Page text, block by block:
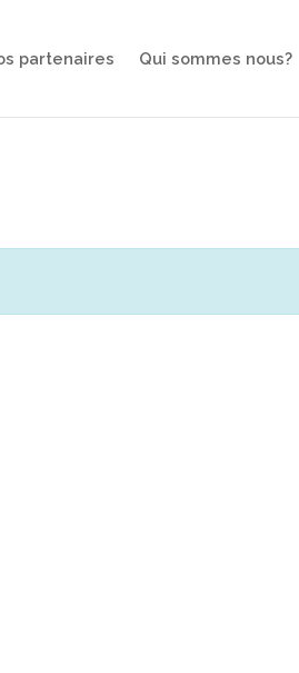
partenaires Qui sommes nous?